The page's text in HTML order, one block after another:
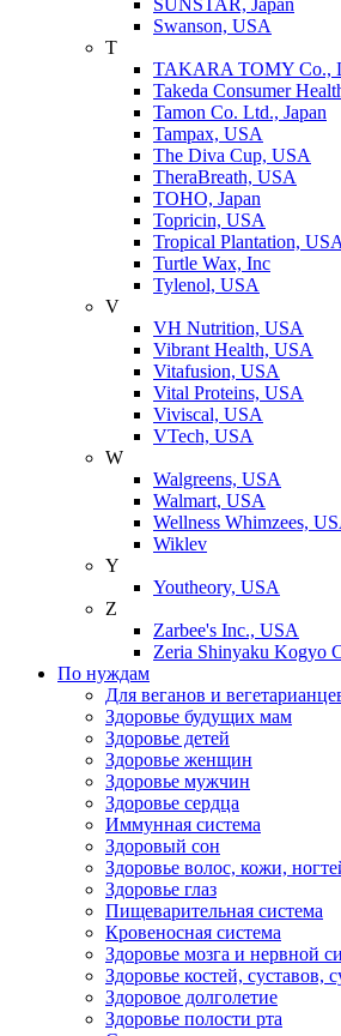
SUNSTAR, Japan
Swanson, USA
T
TAKARA TOMY Co.,
Takeda Consumer
Tamon Co. Ltd., Japan
Tampax, USA
The Diva Cup, USA
TheraBreath, USA
TOHO, Japan
Topricin, USA
Tropical Plantation, USA
Turtle Wax, Inc
Tylenol, USA
V
VH Nutrition, USA
Vibrant Health, USA
Vitafusion, USA
Vital Proteins, USA
Viviscal, USA
VTech, USA
W
Walgreens, USA
Walmart, USA
Wellness Whimzees,
Wiklev
Y
Youtheory, USA
Z
Zarbee's Inc., USA
Zeria Shinyaku Kogyo
По нуждам
Для веганов и
Здоровье будущих мам
Здоровье детей
Здоровье женщин
Здоровье мужчин
Здоровье сердца
Иммунная система
Здоровый сон
Здоровье волос, кожи,
Здоровье глаз
Пищеварительная система
Кровеносная система
Здоровье мозга и нервной
Здоровье костей, суставов,
Здоровое долголетие
Здоровье полости рта